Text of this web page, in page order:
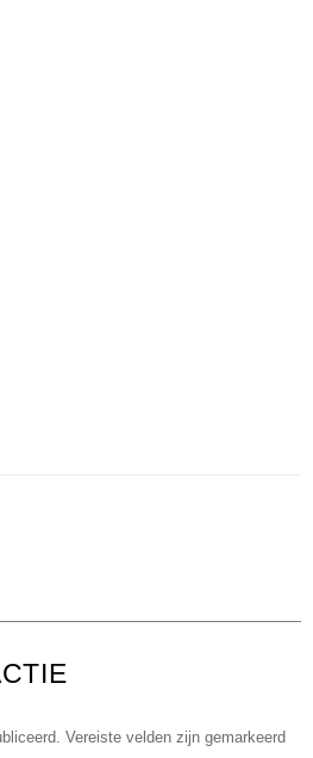
Vereiste velden zijn gemarkeerd